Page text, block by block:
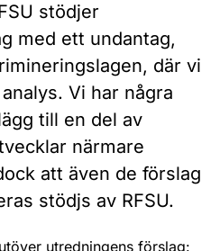
stödjer
med ett undantag,
där vi
Vi har några
till en del av
närmare
att även de förslag
stödjs av RFSU.
utredningens förslag: